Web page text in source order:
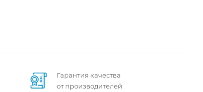
Гарантия качества
от производителей